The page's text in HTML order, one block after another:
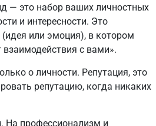
— это набор ваших личностных
и интересности. Это
или эмоция), в котором
с вами».
о личности. Репутация, это
репутацию, когда никаких
На профессионализм и